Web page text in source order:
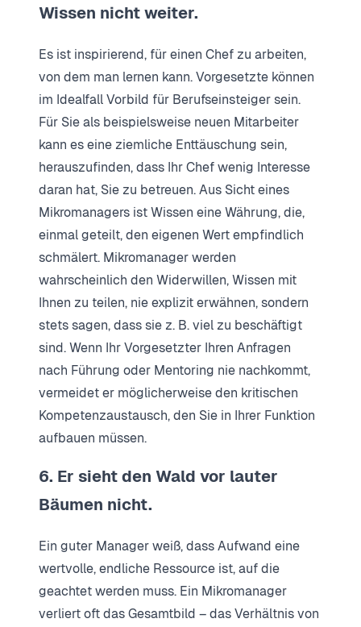
Wissen nicht weiter.
Es ist inspirierend, für einen Chef zu arbeiten,
von dem man lernen kann. Vorgesetzte können
im Idealfall Vorbild für Berufseinsteiger sein.
Für Sie als beispielsweise neuen Mitarbeiter
kann es eine ziemliche Enttäuschung sein,
herauszufinden, dass Ihr Chef wenig Interesse
daran hat, Sie zu betreuen. Aus Sicht eines
Mikromanagers ist Wissen eine Währung, die,
einmal geteilt, den eigenen Wert empfindlich
schmälert. Mikromanager werden
wahrscheinlich den Widerwillen, Wissen mit
Ihnen zu teilen, nie explizit erwähnen, sondern
stets sagen, dass sie z. B. viel zu beschäftigt
sind. Wenn Ihr Vorgesetzter Ihren Anfragen
nach Führung oder Mentoring nie nachkommt,
vermeidet er möglicherweise den kritischen
Kompetenzaustausch, den Sie in Ihrer Funktion
aufbauen müssen.
6. Er sieht den Wald vor lauter
Bäumen nicht.
Ein guter Manager weiß, dass Aufwand eine
wertvolle, endliche Ressource ist, auf die
geachtet werden muss. Ein Mikromanager
verliert oft das Gesamtbild – das Verhältnis von